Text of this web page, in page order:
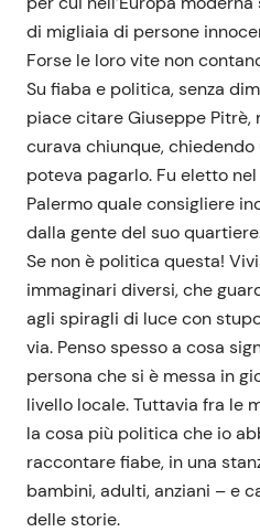
di migliaia di persone
Forse le loro vite non
Su fiaba e politica, senza
piace citare Giuseppe Pitrè,
curava chiunque,
poteva pagarlo. Fu eletto
Palermo quale consigliere
dalla gente del suo
Se non è politica questa!
immaginari diversi, che
agli spiragli di luce con
via. Penso spesso a cosa
persona che si è messa in
livello locale. Tuttavia fra le
la cosa più politica che io
raccontare fiabe, in una
bambini, adulti, anziani – e
delle storie.